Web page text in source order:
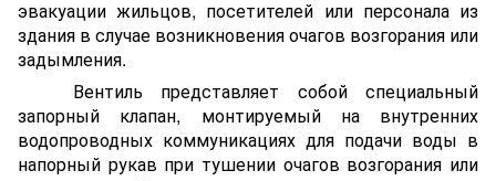
эвакуации жильцов, посетителей или персонала из
здания в случае возникновения очагов возгорания или
задымления.
Вентиль представляет собой специальный
запорный клапан, монтируемый на внутренних
водопроводных коммуникациях для подачи воды в
напорный рукав при тушении очагов возгорания или